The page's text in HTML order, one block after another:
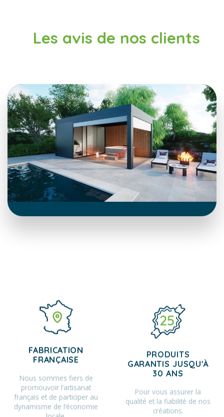
Les avis de nos clients
FABRICATION
FRANÇAISE
Nous sommes fiers de
promouvoir l’artisanat
français et de participer au
dynamisme de l’économie
locale.
GARANTIS JUSQU'À
30 ANS
qualité et la fiabilité de nos
créations.